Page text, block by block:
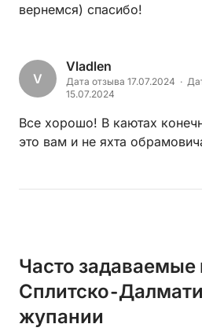
вернемся) спасибо!
V
Vladlen
Дата отзыва 17.07.2024 ·
15.07.2024
Все хорошо! В каютах
это вам и не яхта
Часто
Сплитско-
жупании